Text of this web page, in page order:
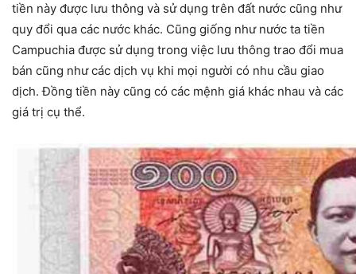
tiền này được lưu thông và sử dụng trên đất nước cũng như
quy đổi qua các nước khác. Cũng giống như nước ta tiền
Campuchia được sử dụng trong việc lưu thông trao đổi mua
bán cũng như các dịch vụ khi mọi người có nhu cầu giao
dịch. Đồng tiền này cũng có các mệnh giá khác nhau và các
giá trị cụ thể.